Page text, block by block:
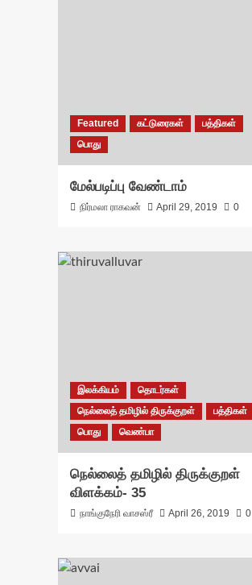
Featured கட்டுரைகள்
பத்திகள்
பொது
மேல்படிப்பு வேண்டாம்
நிர்மலா ராகவன் April 29, 2019 0
இலக்கியம்
தொடர்கள்
நெல்லைத் தமிழில் திருக்குறள்
பத்திகள்
பொது
வெண்பா
நெல்லைத் தமிழில் திருக்குறள்
விளக்கம்- 35
நாங்குநேரி வாசஸ்ரீ April 26, 2019 0